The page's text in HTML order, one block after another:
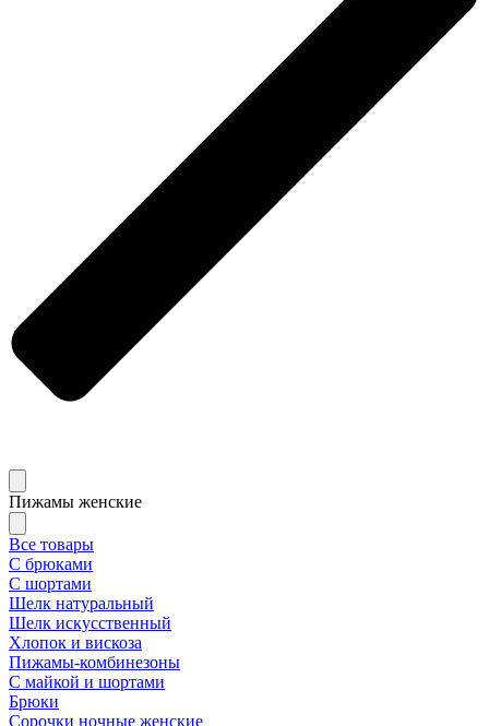
Пижамы женские
Все товары
С брюками
С шортами
Шелк натуральный
Шелк искусственный
Хлопок и вискоза
Пижамы-комбинезоны
С майкой и шортами
Брюки
Сорочки ночные женские